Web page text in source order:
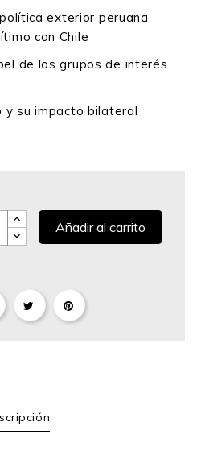
exterior peruana
con Chile
de los grupos de interés
y su impacto bilateral
Añadir al carrito